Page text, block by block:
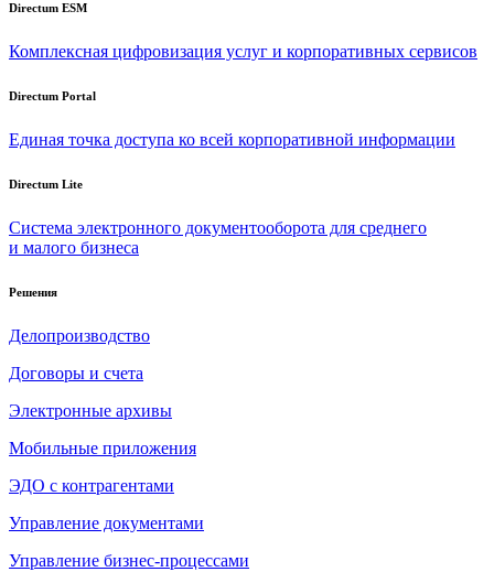
Directum ESM
Комплексная цифровизация услуг и корпоративных сервисов
Directum Portal
Единая точка доступа ко всей корпоративной информации
Directum Lite
Система электронного документооборота для среднего
и малого бизнеса
Решения
Делопроизводство
Договоры и счета
Электронные архивы
Мобильные приложения
ЭДО с контрагентами
Управление документами
Управление бизнес-процессами